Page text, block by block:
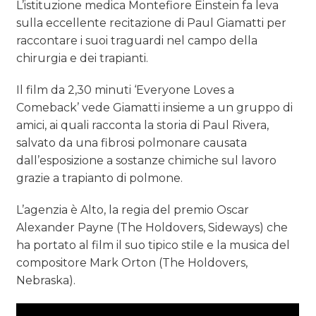
L’istituzione medica Montefiore Einstein fa leva
sulla eccellente recitazione di Paul Giamatti per
raccontare i suoi traguardi nel campo della
chirurgia e dei trapianti.
Il film da 2,30 minuti ‘Everyone Loves a
Comeback’ vede Giamatti insieme a un gruppo di
amici, ai quali racconta la storia di Paul Rivera,
salvato da una fibrosi polmonare causata
dall’esposizione a sostanze chimiche sul lavoro
grazie a trapianto di polmone.
L’agenzia è Alto, la regia del premio Oscar
Alexander Payne (The Holdovers, Sideways) che
ha portato al film il suo tipico stile e la musica del
compositore Mark Orton (The Holdovers,
Nebraska).